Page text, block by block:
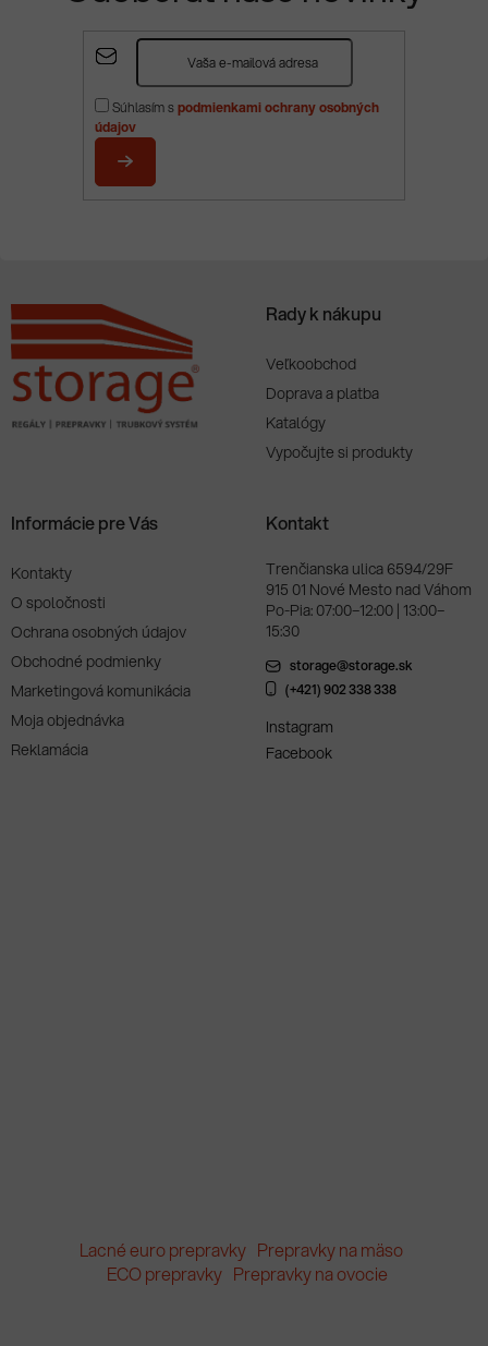
Súhlasím spodmienkami ochrany osobných
údajov
PRIHLÁSIŤ
Rady k nákupu
Veľkoobchod
Doprava a platba
Katalógy
Vypočujte si produkty
Informácie pre Vás
Kontakty
O spoločnosti
Ochrana osobných údajov
Obchodné podmienky
Marketingová komunikácia
Moja objednávka
Reklamácia
Kontakt
Trenčianska ulica 6594/29F
915 01 Nové Mesto nad Váhom
Po-Pia: 07:00–12:00 | 13:00–
15:30
storage@storage.sk
(+421) 902 338 338
Instagram
Facebook
Lacné euro prepravky Prepravky na mäso
ECO prepravky Prepravky na ovocie